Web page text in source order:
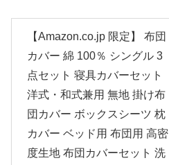
【Amazon.co.jp 限定】 布団
カバー 綿 100％ シングル 3
点セット 寝具カバーセット
洋式・和式兼用 無地 掛け布
団カバー ボックスシーツ 枕
カバー ベッド用 布団用 高密
度生地 布団カバーセット 洗